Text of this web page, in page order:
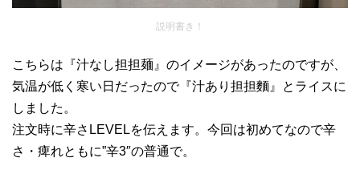
説明書き！
こちらは『汁なし担担麺』のイメージがあったのですが、
気温が低く寒い日だったので『汁あり担担麵』とライスに
しました。
注文時に辛さLEVELを伝えます。今回は初めてなので辛
さ・痺れともに”辛3″の普通で。